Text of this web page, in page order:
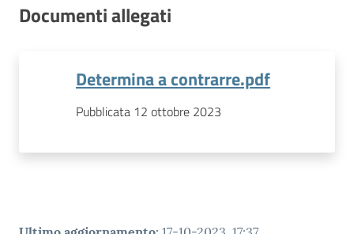
Documenti allegati
Determina a contrarre.pdf
Pubblicata 12 ottobre 2023